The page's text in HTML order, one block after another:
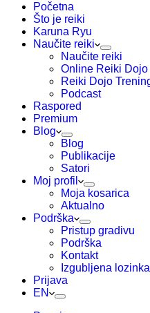
Početna
Što je reiki
Karuna Ryu
Naučite reiki
Naučite reiki
Online Reiki Dojo
Reiki Dojo
Podcast
Raspored
Premium
Blog
Blog
Publikacije
Satori
Moj profil
Moja kosarica
Aktualno
Podrška
Pristup gradivu
Podrška
Kontakt
Izgubljena lozinka
Prijava
EN